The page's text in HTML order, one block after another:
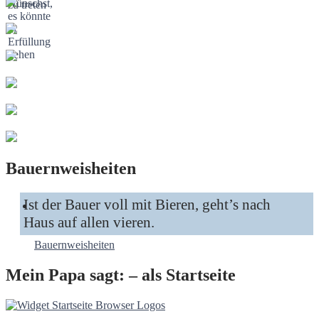
Bauernweisheiten
Ist der Bauer voll mit Bieren, geht’s nach
Haus auf allen vieren.
Bauernweisheiten
Mein Papa sagt: – als Startseite